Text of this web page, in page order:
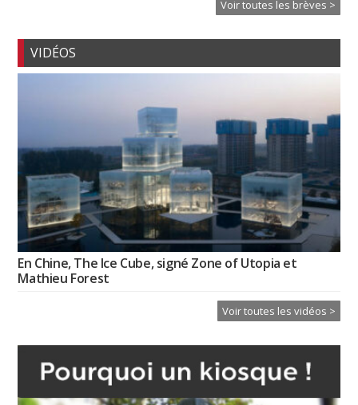
Voir toutes les brèves >
VIDÉOS
En Chine, The Ice Cube, signé Zone of Utopia et
Mathieu Forest
Voir toutes les vidéos >